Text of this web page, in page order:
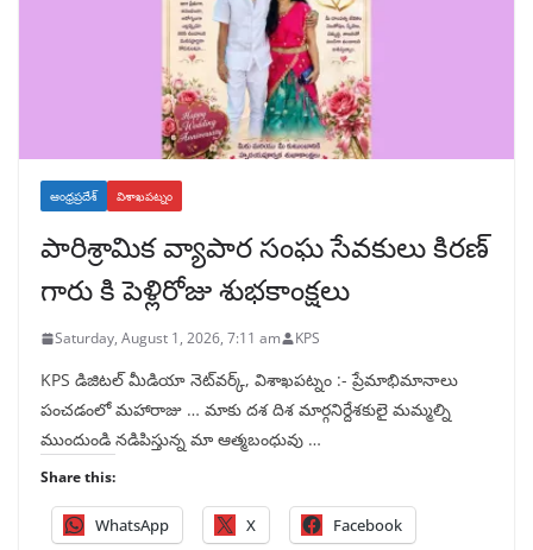
ఆంధ్రప్రదేశ్ విశాఖపట్నం
పారిశ్రామిక వ్యాపార సంఘ సేవకులు కిరణ్
గారు కి పెళ్లిరోజు శుభకాంక్షలు
Saturday, August 1, 2026, 7:11 am KPS
KPS డిజిటల్ మీడియా నెట్‌వర్క్, విశాఖపట్నం :- ప్రేమాభిమానాలు
పంచడంలో మహారాజు … మాకు దశ దిశ మార్గనిర్దేశకులై మమ్మల్ని
ముందుండి నడిపిస్తున్న మా ఆత్మబంధువు …
Share this:
WhatsApp X Facebook